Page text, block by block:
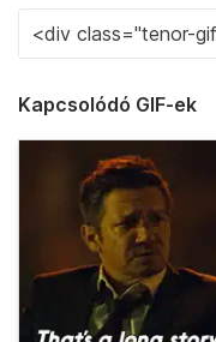
Kapcsolódó GIF-ek